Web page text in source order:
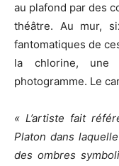
au plafond par des
théâtre. Au mur,
fantomatiques de
la chlorine, une
photogramme. Le
« L’artiste fait
Platon dans
des ombres